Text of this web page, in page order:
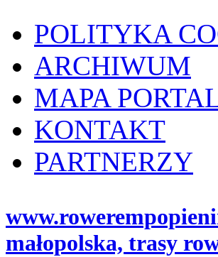
POLITYKA
ARCHIWUM
MAPA
KONTAKT
PARTNERZY
małopolska, trasy